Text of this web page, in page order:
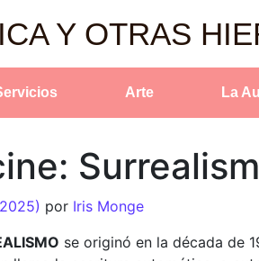
Y OTRAS
Arte La
por Iris Monge
se originó en la década de